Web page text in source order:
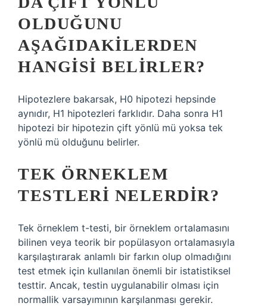
OLDUĞUNU
AŞAĞIDAKILERDEN
HANGISI BELIRLER?
Hipotezlere bakarsak, H0 hipotezi hepsinde
aynıdır, H1 hipotezleri farklıdır. Daha sonra H1
hipotezi bir hipotezin çift yönlü mü yoksa tek
yönlü mü olduğunu belirler.
TEK ÖRNEKLEM
TESTLERI NELERDIR?
Tek örneklem t-testi, bir örneklem ortalamasını
bilinen veya teorik bir popülasyon ortalamasıyla
karşılaştırarak anlamlı bir farkın olup olmadığını
test etmek için kullanılan önemli bir istatistiksel
testtir. Ancak, testin uygulanabilir olması için
normallik varsayımının karşılanması gerekir.